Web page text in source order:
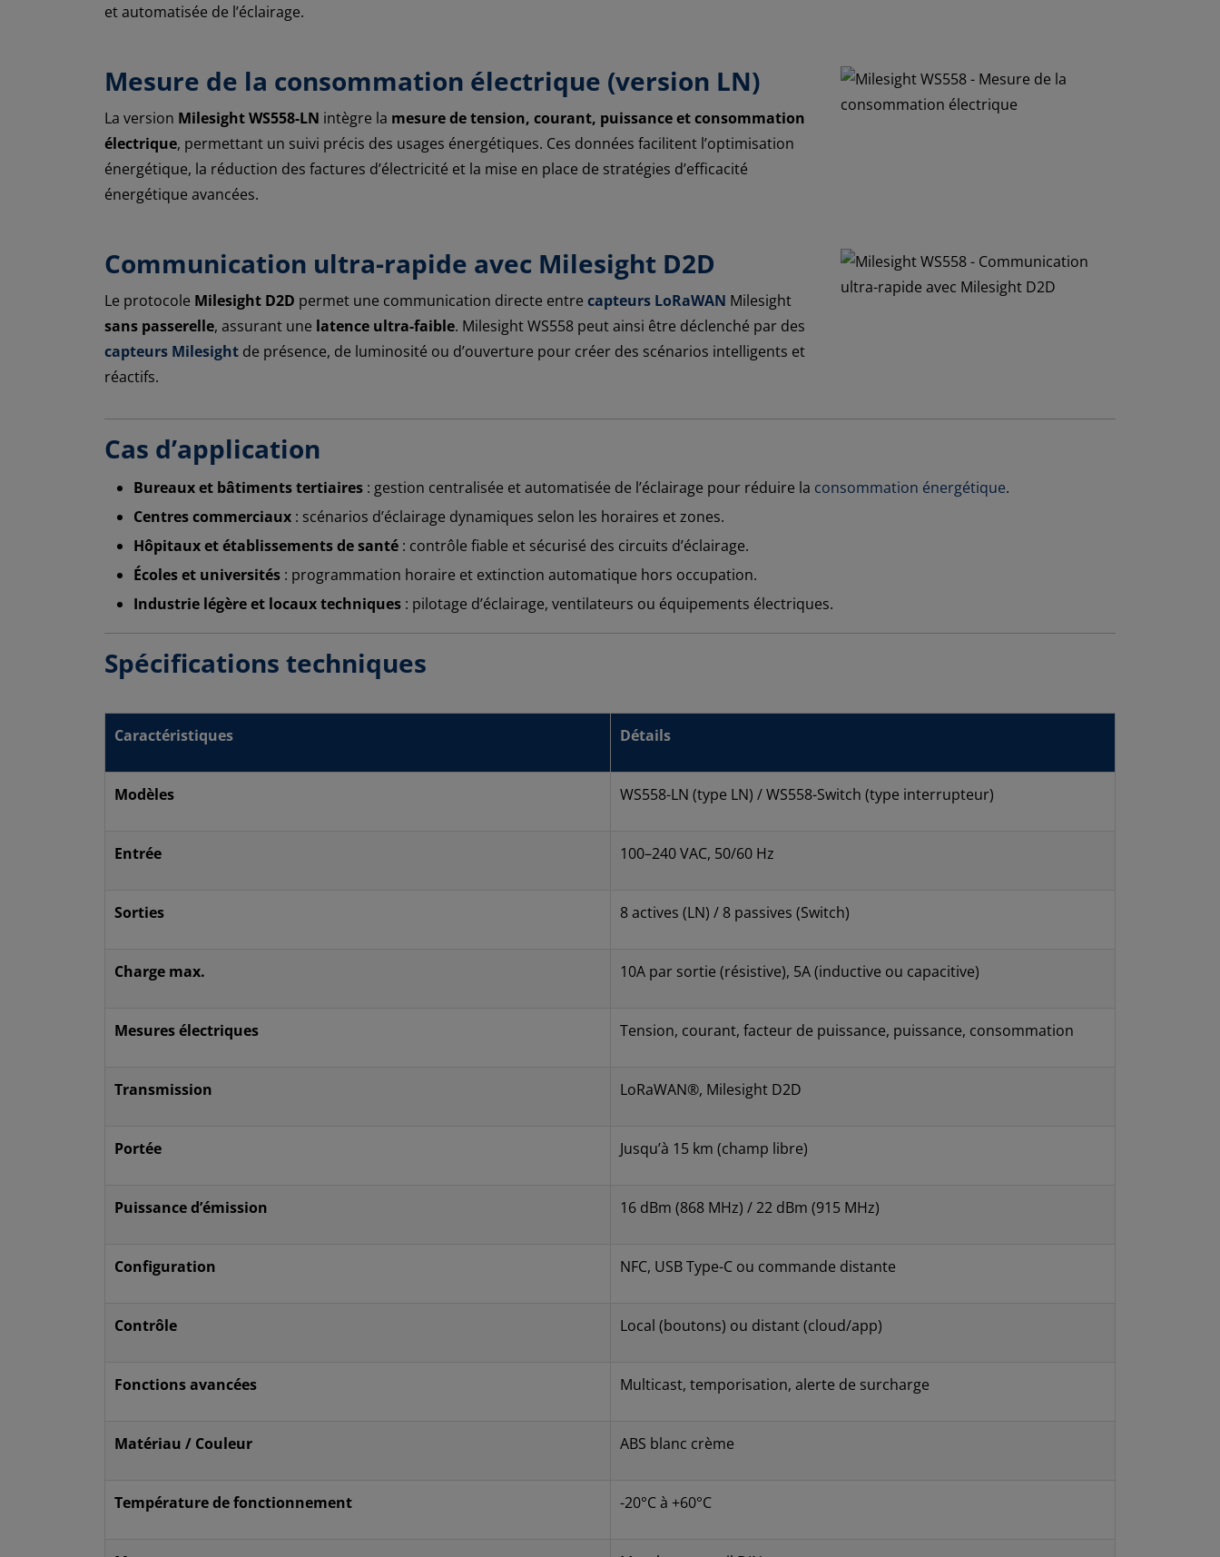
et automatisée de l’éclairage.
Mesure de la consommation électrique (version LN)
La version Milesight WS558-LN intègre la mesure de tension, courant, puissance et consommation
électrique, permettant un suivi précis des usages énergétiques. Ces données facilitent l’optimisation
énergétique, la réduction des factures d’électricité et la mise en place de stratégies d’efficacité
énergétique avancées.
Communication ultra-rapide avec Milesight D2D
Le protocole Milesight D2D permet une communication directe entre capteurs LoRaWAN Milesight
sans passerelle, assurant une latence ultra-faible. Milesight WS558 peut ainsi être déclenché par des
capteurs Milesight de présence, de luminosité ou d’ouverture pour créer des scénarios intelligents et
réactifs.
Cas d’application
Bureaux et bâtiments tertiaires : gestion centralisée et automatisée de l’éclairage pour réduire la consommation énergétique.
Centres commerciaux : scénarios d’éclairage dynamiques selon les horaires et zones.
Hôpitaux et établissements de santé : contrôle fiable et sécurisé des circuits d’éclairage.
Écoles et universités : programmation horaire et extinction automatique hors occupation.
Industrie légère et locaux techniques : pilotage d’éclairage, ventilateurs ou équipements électriques.
Spécifications techniques
Caractéristiques Détails
Modèles WS558-LN (type LN) / WS558-Switch (type interrupteur)
Entrée 100–240 VAC, 50/60 Hz
Sorties 8 actives (LN) / 8 passives (Switch)
Charge max. 10A par sortie (résistive), 5A (inductive ou capacitive)
Mesures électriques Tension, courant, facteur de puissance, puissance, consommation
Transmission LoRaWAN®, Milesight D2D
Portée Jusqu’à 15 km (champ libre)
Puissance d’émission 16 dBm (868 MHz) / 22 dBm (915 MHz)
Configuration NFC, USB Type-C ou commande distante
Contrôle Local (boutons) ou distant (cloud/app)
Fonctions avancées Multicast, temporisation, alerte de surcharge
Matériau / Couleur ABS blanc crème
Température de fonctionnement -20°C à +60°C